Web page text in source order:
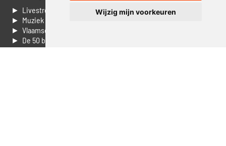
Wijzig mijn voorkeuren
► Livestream informatie
► Muziek opzoeken
► Vlaamse 100 Aller tijden
► De 50 beste van...
► Adverteren op Jouwradio